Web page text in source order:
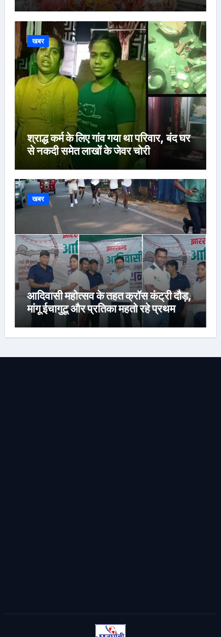
खबर
श्राद्ध कर्म के लिए गांव गया था परिवार, बंद घर
से नकदी समेत लाखों के जेवर चोरी
खबर
आदिवासी महोत्सव के तहत क्रॉस कंट्री दौड़,
मांगू ईचागुटू और प्रतिका महतो रहे प्रथम